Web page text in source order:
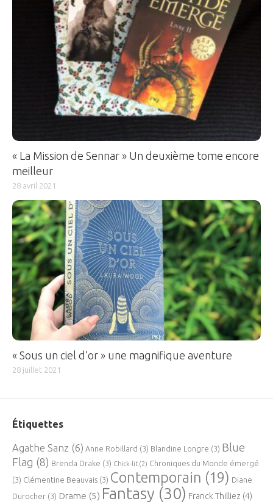
« La Mission de Sennar » Un deuxième tome encore
meilleur
28 avril 2021
« Sous un ciel d’or » une magnifique aventure
28 juillet 2021
Étiquettes
Agathe Sanz (6) Anne Robillard (3) Blandine Longre (3) Blue
Flag (8) Brenda Drake (3) Chick-lit (2) Chroniques du Monde émergé
(3) Clémentine Beauvais (3) Contemporain (19) Diane
Durocher (3) Drame (5) Fantasy (30) Franck Thilliez (4)